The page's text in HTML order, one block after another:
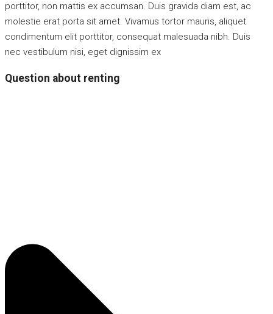
porttitor, non mattis ex accumsan. Duis gravida diam est, ac
molestie erat porta sit amet. Vivamus tortor mauris, aliquet
condimentum elit porttitor, consequat malesuada nibh. Duis
nec vestibulum nisi, eget dignissim ex
Question about renting